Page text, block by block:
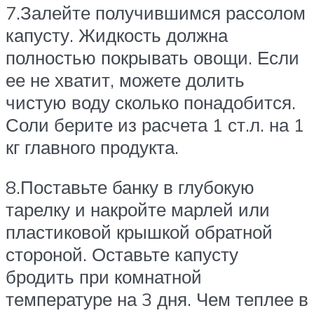
7.Залейте получившимся рассолом
капусту. Жидкость должна
полностью покрывать овощи. Если
ее не хватит, можете долить
чистую воду сколько понадобится.
Соли берите из расчета 1 ст.л. на 1
кг главного продукта.
8.Поставьте банку в глубокую
тарелку и накройте марлей или
пластиковой крышкой обратной
стороной. Оставьте капусту
бродить при комнатной
температуре на 3 дня. Чем теплее в